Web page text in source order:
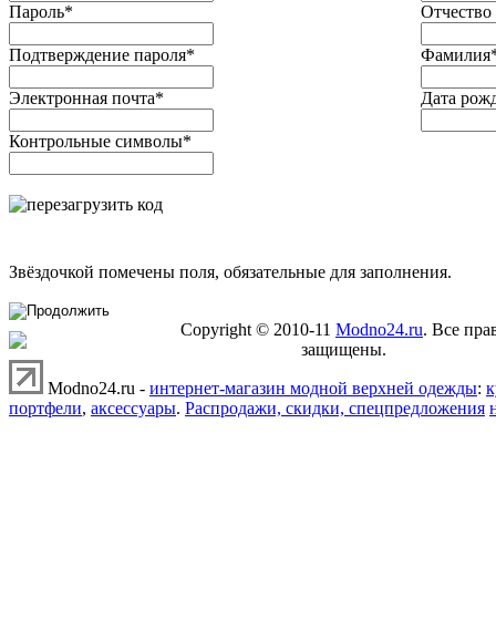
Пароль* Отчество
Подтверждение пароля* Фамилия
Электронная почта* Дата
Контрольные символы*
Звёздочкой помечены поля, обязательные для заполнения.
Copyright © 2010-11 Modno24.ru. Все
защищены.
Modno24.ru - интернет-магазин модной верхней одежды:
портфели, аксессуары. Распродажи, скидки, спецпредложения